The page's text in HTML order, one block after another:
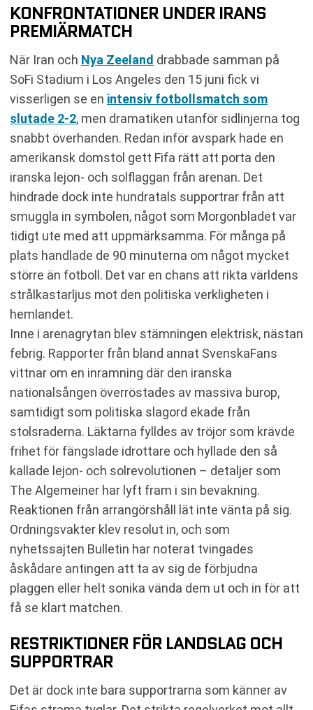
KONFRONTATIONER UNDER IRANS
PREMIÄRMATCH
När Iran och Nya Zeeland drabbade samman på
SoFi Stadium i Los Angeles den 15 juni fick vi
visserligen se en intensiv fotbollsmatch som
slutade 2-2, men dramatiken utanför sidlinjerna tog
snabbt överhanden. Redan inför avspark hade en
amerikansk domstol gett Fifa rätt att porta den
iranska lejon- och solflaggan från arenan. Det
hindrade dock inte hundratals supportrar från att
smuggla in symbolen, något som Morgonbladet var
tidigt ute med att uppmärksamma. För många på
plats handlade de 90 minuterna om något mycket
större än fotboll. Det var en chans att rikta världens
strålkastarljus mot den politiska verkligheten i
hemlandet.
Inne i arenagrytan blev stämningen elektrisk, nästan
febrig. Rapporter från bland annat SvenskaFans
vittnar om en inramning där den iranska
nationalsången överröstades av massiva burop,
samtidigt som politiska slagord ekade från
stolsraderna. Läktarna fylldes av tröjor som krävde
frihet för fängslade idrottare och hyllade den så
kallade lejon- och solrevolutionen – detaljer som
The Algemeiner har lyft fram i sin bevakning.
Reaktionen från arrangörshåll lät inte vänta på sig.
Ordningsvakter klev resolut in, och som
nyhetssajten Bulletin har noterat tvingades
åskådare antingen att ta av sig de förbjudna
plaggen eller helt sonika vända dem ut och in för att
få se klart matchen.
RESTRIKTIONER FÖR LANDSLAG OCH
SUPPORTRAR
Det är dock inte bara supportrarna som känner av